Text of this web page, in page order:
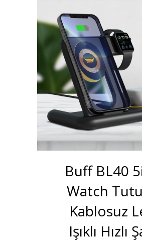
Buff BL40
Watch
Kablosuz
Işıklı Hızlı